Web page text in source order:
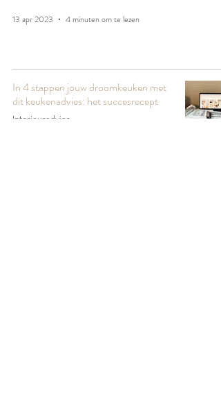
13 apr 2023 4 minuten om te lezen
In 4 stappen jouw droomkeuken met
dit keukenadvies: het succesrecept
Interieuradvies